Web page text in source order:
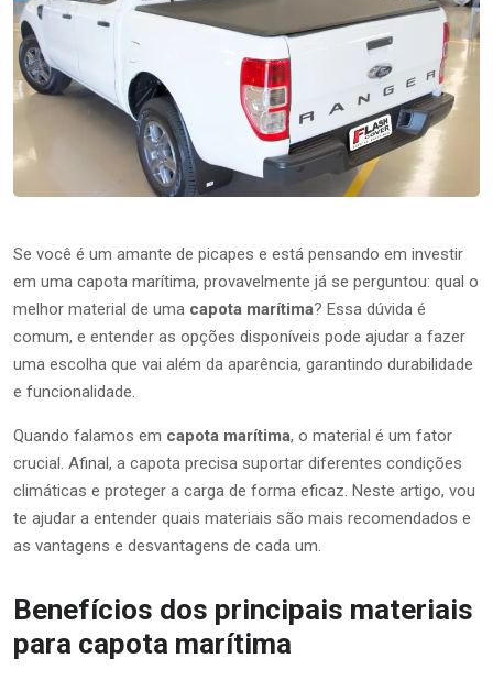
Se você é um amante de picapes e está pensando em investir
em uma capota marítima, provavelmente já se perguntou: qual o
melhor material de uma capota marítima? Essa dúvida é
comum, e entender as opções disponíveis pode ajudar a fazer
uma escolha que vai além da aparência, garantindo durabilidade
e funcionalidade.
Quando falamos em capota marítima, o material é um fator
crucial. Afinal, a capota precisa suportar diferentes condições
climáticas e proteger a carga de forma eficaz. Neste artigo, vou
te ajudar a entender quais materiais são mais recomendados e
as vantagens e desvantagens de cada um.
Benefícios dos principais materiais
para capota marítima